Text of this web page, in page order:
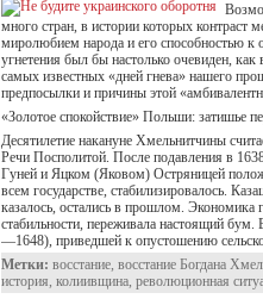
много стран, в истории которых контраст
миролюбием народа и его способностью к
угнетения был бы настолько очевиден,
самых известных «дней гнева» нашего
предпосылки и причины этой
«Золотое спокойствие» Польши: затишье
Десятилетие накануне Хмельнит­чины
Речи Посполитой. Пос­ле подавления в
Гуней и Яцком (Яко­вом) Остряницей
всем госу­дарстве, стабилизировалось.
казалось, остались в прошлом. Экономика
стабильности, переживала настоящий
—1648), приведшей к опустошению
Метки: восстание, восстание Богдана
история, колиивщина, революционная